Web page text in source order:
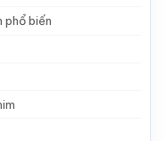
phổ biến